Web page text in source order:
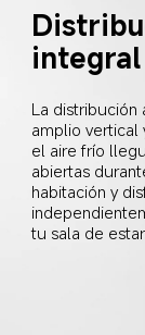
La
amplio vertical
el aire frío
abiertas
habitación y
tu sala de estar.